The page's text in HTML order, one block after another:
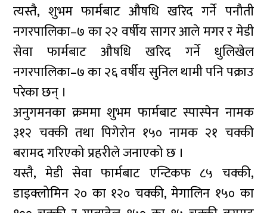
त्यस्तै, शुभम फार्मबाट औषधि खरिद गर्ने पनौती
नगरपालिका–७ का २२ वर्षीय सागर आले मगर र मेडी
सेवा फार्मबाट औषधि खरिद गर्ने धुलिखेल
नगरपालिका–७ का २६ वर्षीय सुनिल थामी पनि पक्राउ
परेका छन् ।
अनुगमनका क्रममा शुभम फार्मबाट स्पास्पेन नामक
३१२ चक्की तथा पिगेरोन १५० नामक २१ चक्की
बरामद गरिएको प्रहरीले जनाएको छ ।
यस्तै, मेडी सेवा फार्मबाट एन्टिकफ ८५ चक्की,
डाइक्लोमिन २० का १२० चक्की, मेगालिन १५० का